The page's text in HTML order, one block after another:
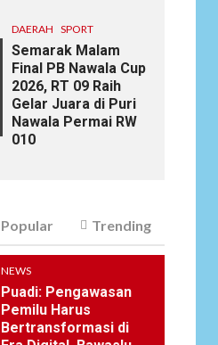
DAERAH SPORT
Semarak Malam
Final PB Nawala Cup
2026, RT 09 Raih
Gelar Juara di Puri
Nawala Permai RW
010
Popular Trending
NEWS
Puadi: Pengawasan
Pemilu Harus
Bertransformasi di